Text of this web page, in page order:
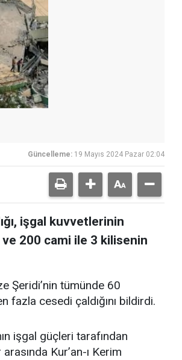
Güncelleme: 19 Mayıs 2024 Pazar 02:04
işgal kuvvetlerinin
ve 200 cami ile 3 kilisenin
Şeridi’nin tümünde 60
fazla cesedi çaldığını bildirdi.
işgal güçleri tarafından
arasında Kur’an-ı Kerim